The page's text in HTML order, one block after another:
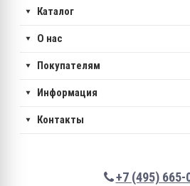
Каталог
О нас
Покупателям
Информация
Контакты
+7 (495) 665-